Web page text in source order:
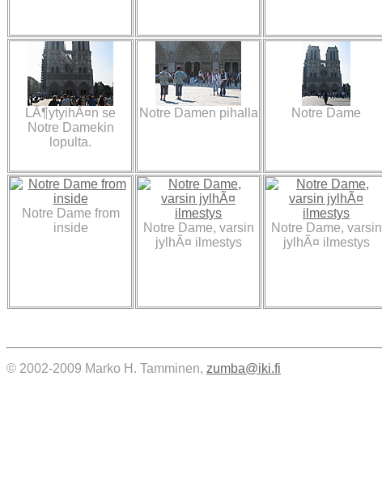
LÃ¶ytyihÃ¤n se
Notre Damekin
lopulta.
Notre Damen pihalla Notre Dame
Notre Dame from
inside
Notre Dame, varsin
jylhÃ¤ ilmestys
Notre Dame, varsin
jylhÃ¤ ilmestys
© 2002-2009 Marko H. Tamminen, zumba@iki.fi